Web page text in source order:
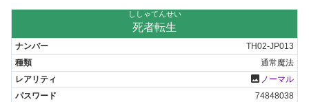
ししゃてんせい
死者転生
TH02-JP013
通常魔法
photo ノーマル
74848038